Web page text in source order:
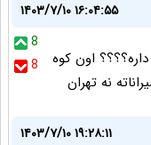
۱۴۰۳/۷/۱۰ ۱۶:۰۴:۵۵
8
8
اون کوه
نه تهران
۱۴۰۳/۷/۱۰ ۱۹:۲۸:۱۱